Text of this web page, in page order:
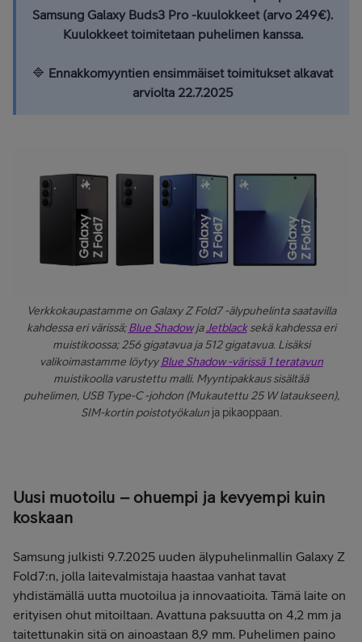
Samsung Galaxy Buds3 Pro -kuulokkeet (arvo 249€).
Kuulokkeet toimitetaan puhelimen kanssa.
🔷 Ennakkomyyntien ensimmäiset toimitukset alkavat
arviolta 22.7.2025
Verkkokaupastamme on Galaxy Z Fold7 -älypuhelinta saatavilla
kahdessa eri värissä;Blue Shadowja Jetblacksekä kahdessa eri
muistikoossa; 256 gigatavua ja 512 gigatavua. Lisäksi
valikoimastamme löytyyBlue Shadow -värissä 1 teratavun
muistikoolla varustettu malli. Myyntipakkaus sisältää
puhelimen, USB Type-C -johdon (Mukautettu 25 W lataukseen),
SIM-kortin poistotyökalun ja pikaoppaan.
Uusi muotoilu – ohuempi ja kevyempi kuin
koskaan
Samsung julkisti 9.7.2025 uuden älypuhelinmallin Galaxy Z
Fold7:n, jolla laitevalmistaja haastaa vanhat tavat
yhdistämällä uutta muotoilua ja innovaatioita. Tämä laite on
erityisen ohut mitoiltaan. Avattuna paksuutta on 4,2 mm ja
taitettunakin sitä on ainoastaan 8,9 mm. Puhelimen paino